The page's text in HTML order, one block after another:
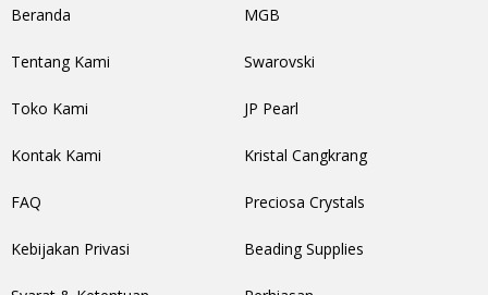
Beranda
Tentang Kami
Toko Kami
Kontak Kami
FAQ
Kebijakan Privasi
MGB
Swarovski
JP Pearl
Kristal Cangkrang
Preciosa Crystals
Beading Supplies